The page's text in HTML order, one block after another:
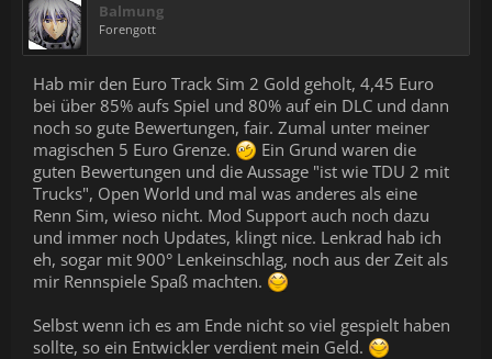
Balmung
Forengott
Hab mir den Euro Track Sim 2 Gold geholt, 4,45 Euro
bei über 85% aufs Spiel und 80% auf ein DLC und dann
noch so gute Bewertungen, fair. Zumal unter meiner
magischen 5 Euro Grenze.
Ein Grund waren die
guten Bewertungen und die Aussage "ist wie TDU 2 mit
Trucks", Open World und mal was anderes als eine
Renn Sim, wieso nicht. Mod Support auch noch dazu
und immer noch Updates, klingt nice. Lenkrad hab ich
eh, sogar mit 900° Lenkeinschlag, noch aus der Zeit als
mir Rennspiele Spaß machten.
Selbst wenn ich es am Ende nicht so viel gespielt haben
sollte, so ein Entwickler verdient mein Geld.